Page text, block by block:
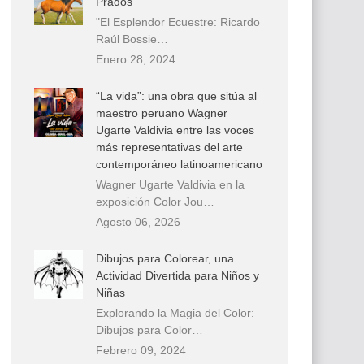
"El Esplendor Ecuestre: Ricardo
Raúl Bossie…
Enero 28, 2024
“La vida”: una obra que sitúa al
maestro peruano Wagner
Ugarte Valdivia entre las voces
más representativas del arte
contemporáneo latinoamericano
Wagner Ugarte Valdivia en la
exposición Color Jou…
Agosto 06, 2026
Dibujos para Colorear, una
Actividad Divertida para Niños y
Niñas
Explorando la Magia del Color:
Dibujos para Color…
Febrero 09, 2024